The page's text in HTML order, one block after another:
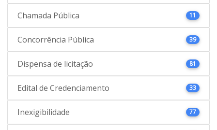
Chamada Pública 11
Concorrência Pública 39
Dispensa de licitação 81
Edital de Credenciamento 33
Inexigibilidade 77